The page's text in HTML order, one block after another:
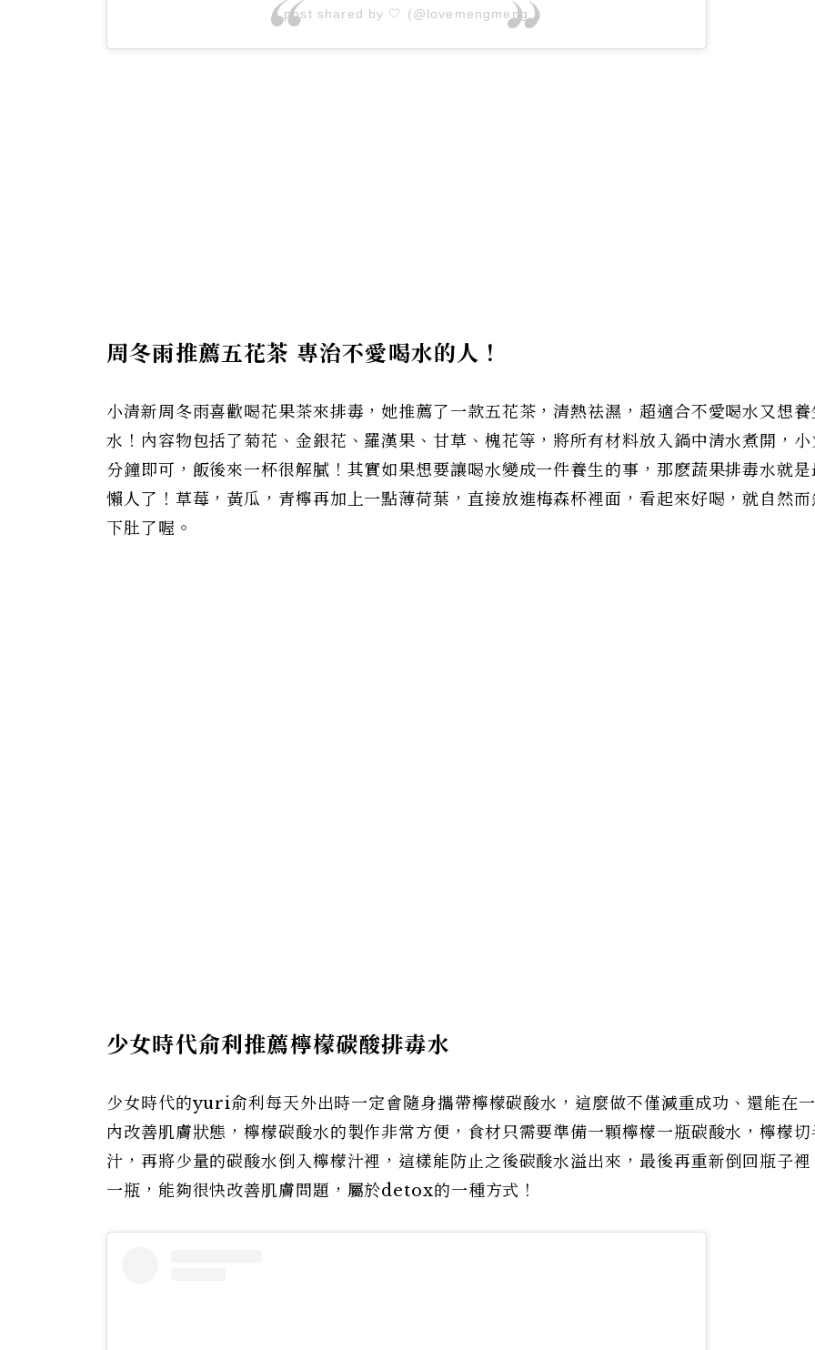
A post shared by 🤍 (@lovemengmeng_)
周冬雨推薦五花茶 專治不愛喝水的人！
小清新周冬雨喜歡喝花果茶來排毒，她推薦了一款五花茶，清熱祛濕，超適合不愛喝水又想
水！內容物包括了菊花、金銀花、羅漢果、甘草、槐花等，將所有材料放入鍋中清水煮開，
分鐘即可，飯後來一杯很解膩！其實如果想要讓喝水變成一件養生的事，那麽蔬果排毒水就
懶人了！草莓，黃瓜，青檸再加上一點薄荷葉，直接放進梅森杯裡面，看起來好喝，就自然
下肚了喔。
少女時代俞利推薦檸檬碳酸排毒水
少女時代的yuri俞利每天外出時一定會隨身攜帶檸檬碳酸水，這麼做不僅減重成功、還能在
內改善肌膚狀態，檸檬碳酸水的製作非常方便，食材只需要準備一顆檸檬一瓶碳酸水，檸檬
汁，再將少量的碳酸水倒入檸檬汁裡，這樣能防止之後碳酸水溢出來，最後再重新倒回瓶子
一瓶，能夠很快改善肌膚問題，屬於detox的一種方式！